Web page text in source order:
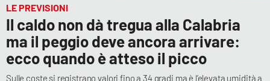
LE PREVISIONI
Il caldo non dà tregua alla Calabria
ma il peggio deve ancora arrivare:
ecco quando è atteso il picco
Sulle coste si registrano valori fino a 34 gradi ma è l’elevata umidità a